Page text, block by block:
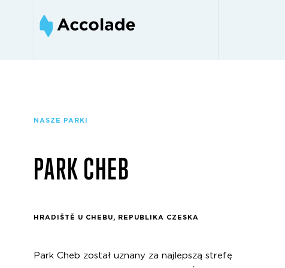
NASZE PARKI
PARK CHEB
HRADIŠTĚ U CHEBU, REPUBLIKA CZESKA
Park Cheb został uznany za najlepszą strefę